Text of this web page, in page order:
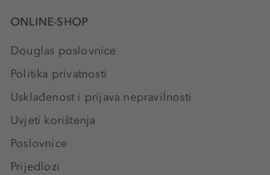
ONLINE-SHOP
Douglas poslovnice
Politika privatnosti
Usklađenost i prijava nepravilnosti
Uvjeti korištenja
Poslovnice
Prijedlozi